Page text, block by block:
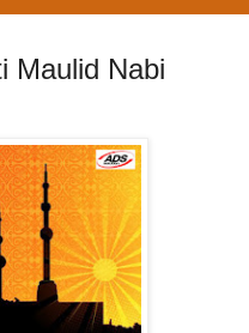
Maulid Nabi